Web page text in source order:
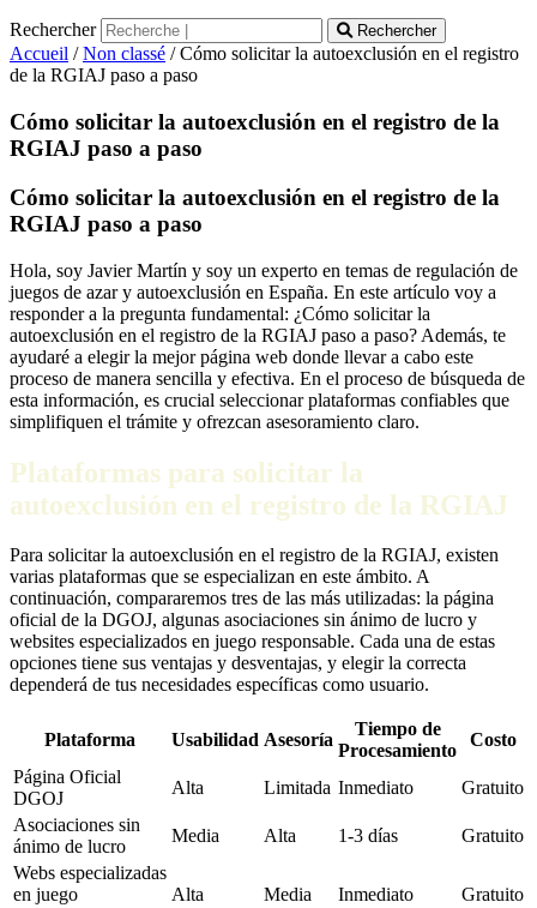
Rechercher Rechercher
Accueil /Non classé / Cómo solicitar la autoexclusión en el registro
de la RGIAJ paso a paso
Cómo solicitar la autoexclusión en el registro de la
RGIAJ paso a paso
Cómo solicitar la autoexclusión en el registro de la
RGIAJ paso a paso
Hola, soy Javier Martín y soy un experto en temas de regulación de
juegos de azar y autoexclusión en España. En este artículo voy a
responder a la pregunta fundamental: ¿Cómo solicitar la
autoexclusión en el registro de la RGIAJ paso a paso? Además, te
ayudaré a elegir la mejor página web donde llevar a cabo este
proceso de manera sencilla y efectiva. En el proceso de búsqueda de
esta información, es crucial seleccionar plataformas confiables que
simplifiquen el trámite y ofrezcan asesoramiento claro.
Plataformas para solicitar la
autoexclusión en el registro de la RGIAJ
Para solicitar la autoexclusión en el registro de la RGIAJ, existen
varias plataformas que se especializan en este ámbito. A
continuación, compararemos tres de las más utilizadas: la página
oficial de la DGOJ, algunas asociaciones sin ánimo de lucro y
websites especializados en juego responsable. Cada una de estas
opciones tiene sus ventajas y desventajas, y elegir la correcta
dependerá de tus necesidades específicas como usuario.
Plataforma Usabilidad Asesoría
Tiempo de
Procesamiento
Costo
Página Oficial
DGOJ
Alta Limitada Inmediato
Gratuito
Asociaciones sin
ánimo de lucro
Media Alta 1-3 días
Gratuito
Webs especializadas
en juego
Alta Media Inmediato Gratuito